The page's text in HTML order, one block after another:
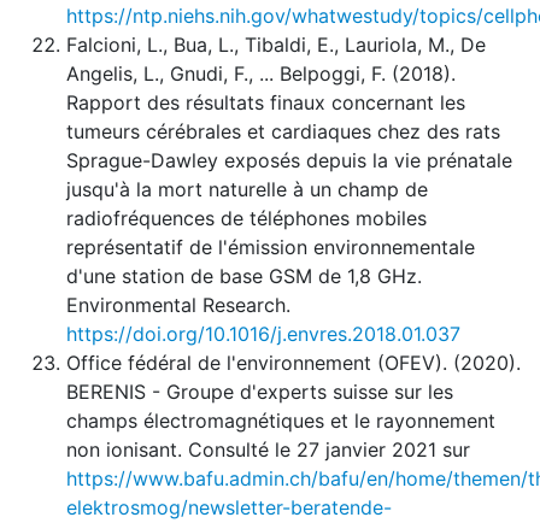
https://ntp.niehs.nih.gov/whatwestudy/topics/
Falcioni, L., Bua, L., Tibaldi, E., Lauriola, M., De
Angelis, L., Gnudi, F., ... Belpoggi, F. (2018).
Rapport des résultats finaux concernant les
tumeurs cérébrales et cardiaques chez des rats
Sprague-Dawley exposés depuis la vie prénatale
jusqu'à la mort naturelle à un champ de
radiofréquences de téléphones mobiles
représentatif de l'émission environnementale
d'une station de base GSM de 1,8 GHz.
Environmental Research.
https://doi.org/10.1016/j.envres.2018.01.037
Office fédéral de l'environnement (OFEV). (2020).
BERENIS - Groupe d'experts suisse sur les
champs électromagnétiques et le rayonnement
non ionisant. Consulté le 27 janvier 2021 sur
https://www.bafu.admin.ch/bafu/en/home/themen/
elektrosmog/newsletter-beratende-